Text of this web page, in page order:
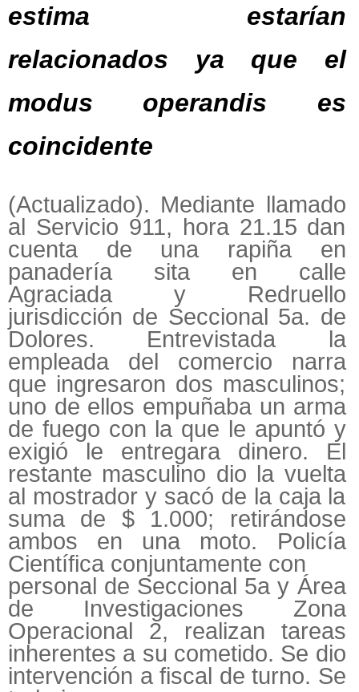
estima estarían
relacionados ya que el
modus operandis es
coincidente
(Actualizado). Mediante llamado
al Servicio 911, hora 21.15 dan
cuenta de una rapiña en
panadería sita en calle
Agraciada y Redruello
jurisdicción de Seccional 5a. de
Dolores. Entrevistada la
empleada del comercio narra
que ingresaron dos masculinos;
uno de ellos empuñaba un arma
de fuego con la que le apuntó y
exigió le entregara dinero. El
restante masculino dio la vuelta
al mostrador y sacó de la caja la
suma de $ 1.000; retirándose
ambos en una moto. Policía
Científica conjuntamente con
personal de Seccional 5a y Área
de Investigaciones Zona
Operacional 2, realizan tareas
inherentes a su cometido. Se dio
intervención a fiscal de turno. Se